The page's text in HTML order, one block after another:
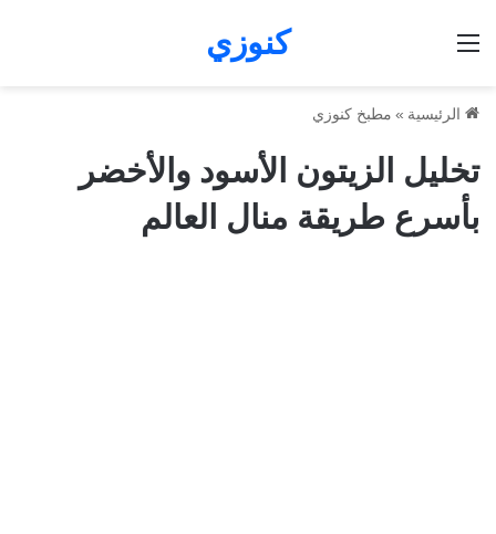
كنوزي
الرئيسية » مطبخ كنوزي
تخليل الزيتون الأسود والأخضر
بأسرع طريقة منال العالم